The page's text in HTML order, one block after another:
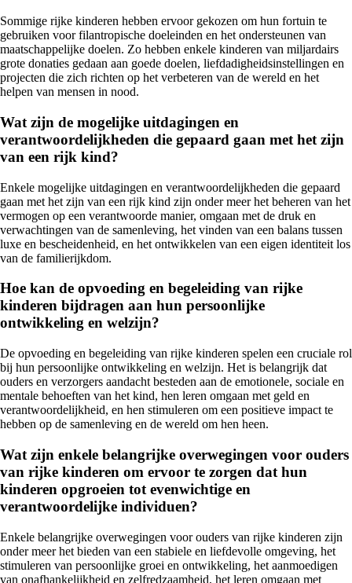
Sommige rijke kinderen hebben ervoor gekozen om hun fortuin te
gebruiken voor filantropische doeleinden en het ondersteunen van
maatschappelijke doelen. Zo hebben enkele kinderen van miljardairs
grote donaties gedaan aan goede doelen, liefdadigheidsinstellingen en
projecten die zich richten op het verbeteren van de wereld en het
helpen van mensen in nood.
Wat zijn de mogelijke uitdagingen en
verantwoordelijkheden die gepaard gaan met het zijn
van een rijk kind?
Enkele mogelijke uitdagingen en verantwoordelijkheden die gepaard
gaan met het zijn van een rijk kind zijn onder meer het beheren van het
vermogen op een verantwoorde manier, omgaan met de druk en
verwachtingen van de samenleving, het vinden van een balans tussen
luxe en bescheidenheid, en het ontwikkelen van een eigen identiteit los
van de familierijkdom.
Hoe kan de opvoeding en begeleiding van rijke
kinderen bijdragen aan hun persoonlijke
ontwikkeling en welzijn?
De opvoeding en begeleiding van rijke kinderen spelen een cruciale rol
bij hun persoonlijke ontwikkeling en welzijn. Het is belangrijk dat
ouders en verzorgers aandacht besteden aan de emotionele, sociale en
mentale behoeften van het kind, hen leren omgaan met geld en
verantwoordelijkheid, en hen stimuleren om een positieve impact te
hebben op de samenleving en de wereld om hen heen.
Wat zijn enkele belangrijke overwegingen voor ouders
van rijke kinderen om ervoor te zorgen dat hun
kinderen opgroeien tot evenwichtige en
verantwoordelijke individuen?
Enkele belangrijke overwegingen voor ouders van rijke kinderen zijn
onder meer het bieden van een stabiele en liefdevolle omgeving, het
stimuleren van persoonlijke groei en ontwikkeling, het aanmoedigen
van onafhankelijkheid en zelfredzaamheid, het leren omgaan met